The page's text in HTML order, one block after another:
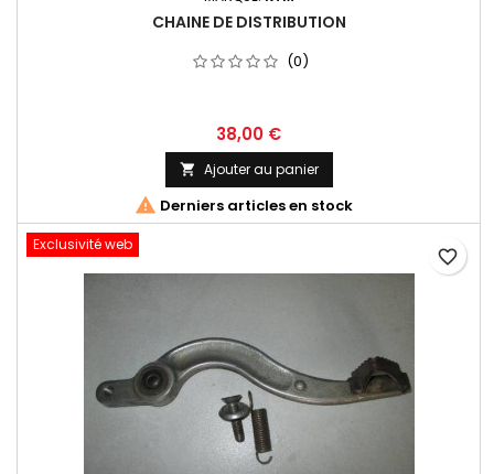
CHAINE DE DISTRIBUTION
(0)
38,00 €
 Ajouter au panier
 Derniers articles en stock
Exclusivité web
favorite_border